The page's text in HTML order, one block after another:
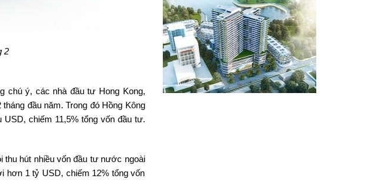
2
chú ý, các nhà đầu tư Hong Kong,
đầu năm. Trong đó Hồng Kông
chiếm 11,5% tổng vốn đầu tư.
thu hút nhiều vốn đầu tư nước ngoài
hơn 1 tỷ USD, chiếm 12% tổng vốn